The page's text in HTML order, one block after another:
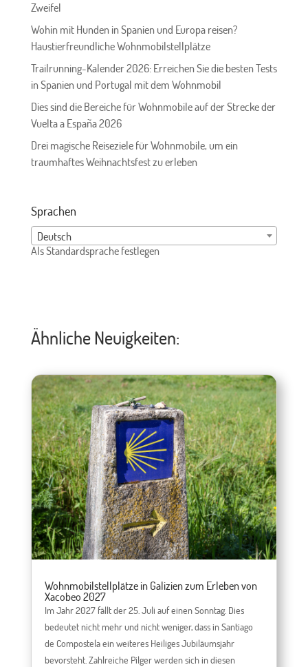
Zweifel
Wohin mit Hunden in Spanien und Europa reisen?
Haustierfreundliche Wohnmobilstellplätze
Trailrunning-Kalender 2026: Erreichen Sie die besten Tests
in Spanien und Portugal mit dem Wohnmobil
Dies sind die Bereiche für Wohnmobile auf der Strecke der
Vuelta a España 2026
Drei magische Reiseziele für Wohnmobile, um ein
traumhaftes Weihnachtsfest zu erleben
Sprachen
Deutsch
Als Standardsprache festlegen
Ähnliche Neuigkeiten:
Wohnmobilstellplätze in Galizien zum Erleben von
Xacobeo 2027
Im Jahr 2027 fällt der 25. Juli auf einen Sonntag. Dies
bedeutet nicht mehr und nicht weniger, dass in Santiago
de Compostela ein weiteres Heiliges Jubiläumsjahr
bevorsteht. Zahlreiche Pilger werden sich in diesen